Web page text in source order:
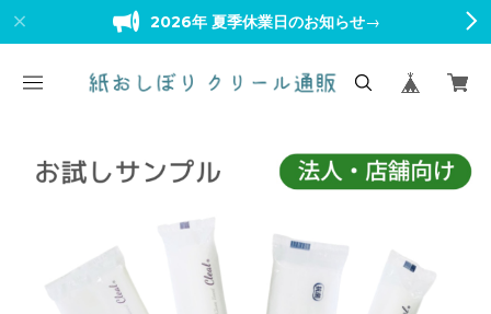
2026年 夏季休業日のお知らせ→